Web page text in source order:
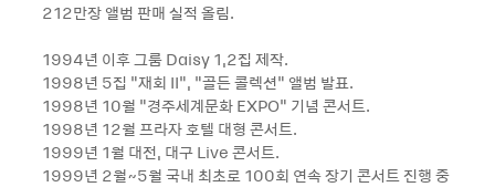
212만장 앨범 판매 실적 올림.
1994년 이후 그룸 Daisy 1,2집 제작.
1998년 5집 “재회 II“, “골든 콜렉션“ 앨범 발표.
1998년 10월 “경주세계문화 EXPO“ 기념 콘서트.
1998년 12월 프라자 호텔 대형 콘서트.
1999년 1월 대전, 대구 Live 콘서트.
1999년 2월~5월 국내 최초로 100회 연속 장기 콘서트 진행 중